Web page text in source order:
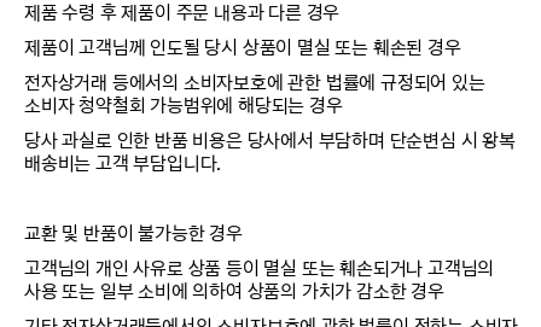
제품 수령 후 제품이 주문 내용과 다른 경우
제품이 고객님께 인도될 당시 상품이 멸실 또는 훼손된 경우
전자상거래 등에서의 소비자보호에 관한 법률에 규정되어 있는
소비자 청약철회 가능범위에 해당되는 경우
당사 과실로 인한 반품 비용은 당사에서 부담하며 단순변심 시 왕복
배송비는 고객 부담입니다.
교환 및 반품이 불가능한 경우
고객님의 개인 사유로 상품 등이 멸실 또는 훼손되거나 고객님의
사용 또는 일부 소비에 의하여 상품의 가치가 감소한 경우